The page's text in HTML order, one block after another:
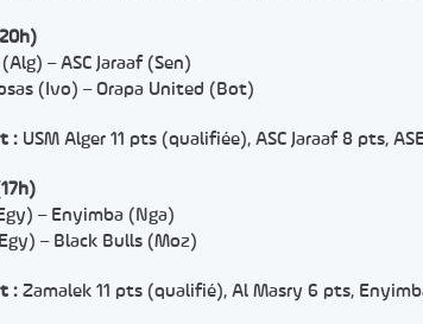
– ASC Jaraaf (Sen)
(Ivo) – Orapa United (Bot)
: USM Alger 11 pts (qualifiée), ASC Jaraaf 8 pts,
– Enyimba (Nga)
– Black Bulls (Moz)
: Zamalek 11 pts (qualifié), Al Masry 6 pts,